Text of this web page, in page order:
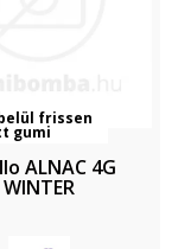
frissen
gumi
ALNAC 4G
WINTER